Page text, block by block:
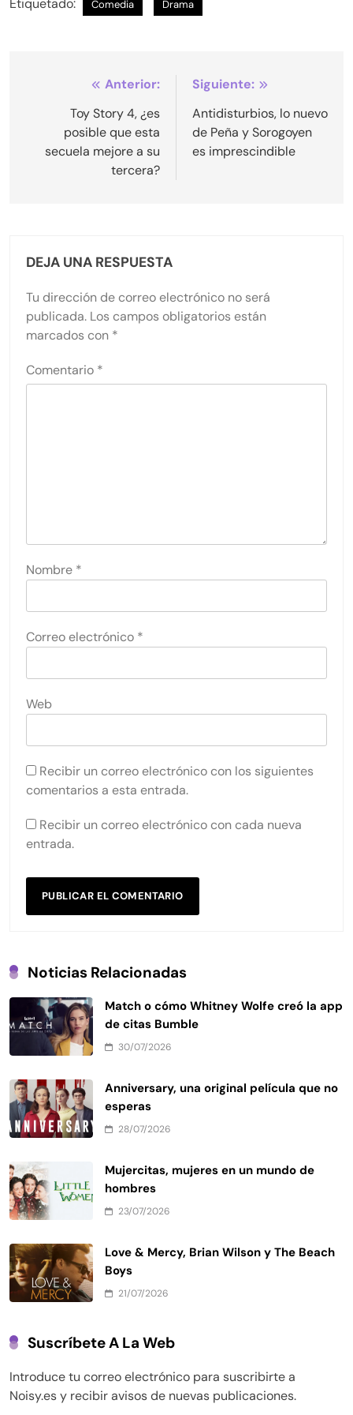
Etiquetado: Comedia Drama
Navegación
entradas
Anterior:
Toy Story 4, ¿es
posible que esta
secuela mejore a su
tercera?
Siguiente:
Antidisturbios, lo nuevo
de Peña y Sorogoyen
es imprescindible
DEJA UNA RESPUESTA
Tu dirección de correo electrónico no será
publicada. Los campos obligatorios están
marcados con *
Comentario *
Nombre *
Correo electrónico *
Web
Recibir un correo electrónico con los siguientes
comentarios a esta entrada.
Recibir un correo electrónico con cada nueva
entrada.
Noticias Relacionadas
Match o cómo Whitney Wolfe creó la app
de citas Bumble
30/07/2026
Anniversary, una original película que no
esperas
28/07/2026
Mujercitas, mujeres en un mundo de
hombres
23/07/2026
Love & Mercy, Brian Wilson y The Beach
Boys
21/07/2026
Suscríbete A La Web
Introduce tu correo electrónico para suscribirte a
Noisy.es y recibir avisos de nuevas publicaciones.